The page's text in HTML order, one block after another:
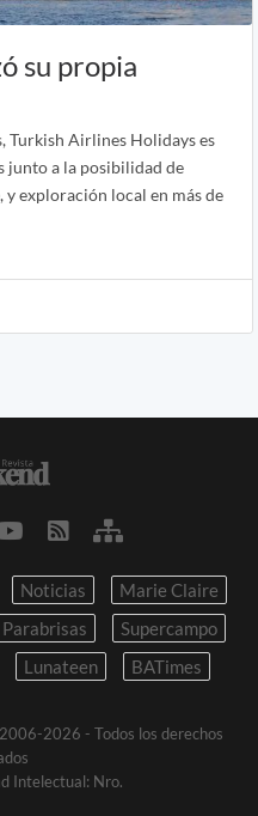
su propia
Turkish Airlines Holidays es
junto a la posibilidad de
exploración local en más de
Noticias
Marie Claire
Parabrisas
Supercampo
Lunateen BATimes
2026 - Todos los derechos
Intelectual: Nro.